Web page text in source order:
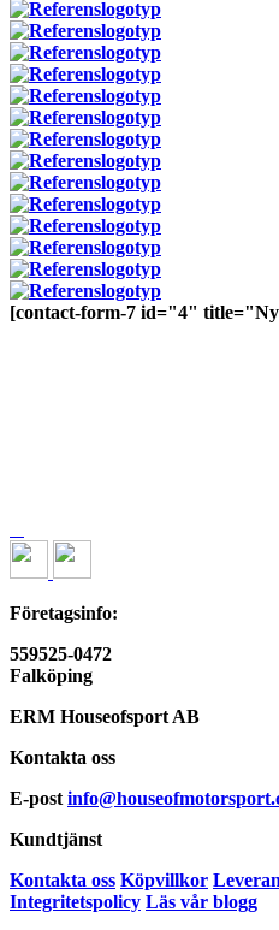
[contact-form-7 id="4"
Företagsinfo:
559525-0472
Falköping
ERM Houseofsport AB
Kontakta oss
E-post
Kundtjänst
Kontakta oss Köpvillkor
Integritetspolicy Läs vår blogg